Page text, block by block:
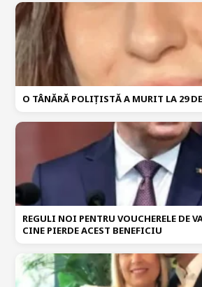
O TÂNĂRĂ POLIȚISTĂ A MURIT LA 29
REGULI NOI PENTRU VOUCHERELE DE
CINE PIERDE ACEST BENEFICIU